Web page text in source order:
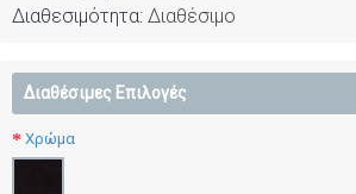
Διαθεσιμότητα: Διαθέσιμο
Διαθέσιμες Επιλογές
Χρώμα